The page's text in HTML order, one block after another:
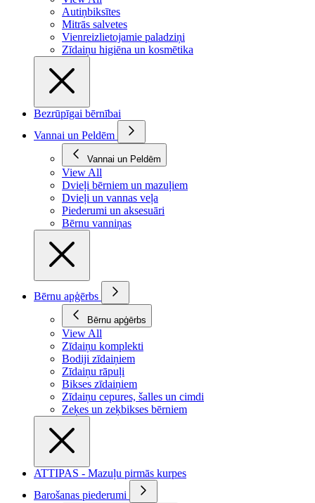
Autiņbiksītes
Mitrās salvetes
Vienreizlietojamie paladziņi
Zīdaiņu higiēna un kosmētika
Bezrūpīgai bērnībai
Vannai un Peldēm
Vannai un Peldēm
View All
Dvieļi bērniem un mazuļiem
Dvieļi un vannas veļa
Piederumi un aksesuāri
Bērnu vanniņas
Bērnu apģērbs
Bērnu apģērbs
View All
Zīdaiņu komplekti
Bodiji zīdaiņiem
Zīdaiņu rāpuļi
Bikses zīdaiņiem
Zīdaiņu cepures, šalles un cimdi
Zeķes un zeķbikses bērniem
ATTIPAS - Mazuļu pirmās kurpes
Barošanas piederumi